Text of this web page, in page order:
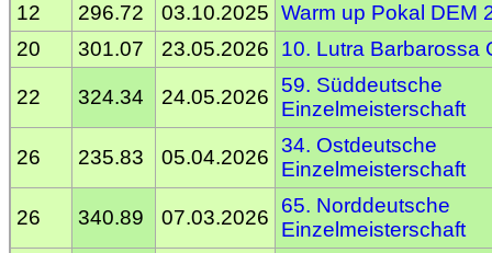
12
296.72 03.10.2025 Warm up Pokal DEM
20
301.07 23.05.2026 10. Lutra Barbarossa
22 324.34 24.05.2026
59. Süddeutsche
Einzelmeisterschaft
26 235.83 05.04.2026
34. Ostdeutsche
Einzelmeisterschaft
26 340.89 07.03.2026
65. Norddeutsche
Einzelmeisterschaft